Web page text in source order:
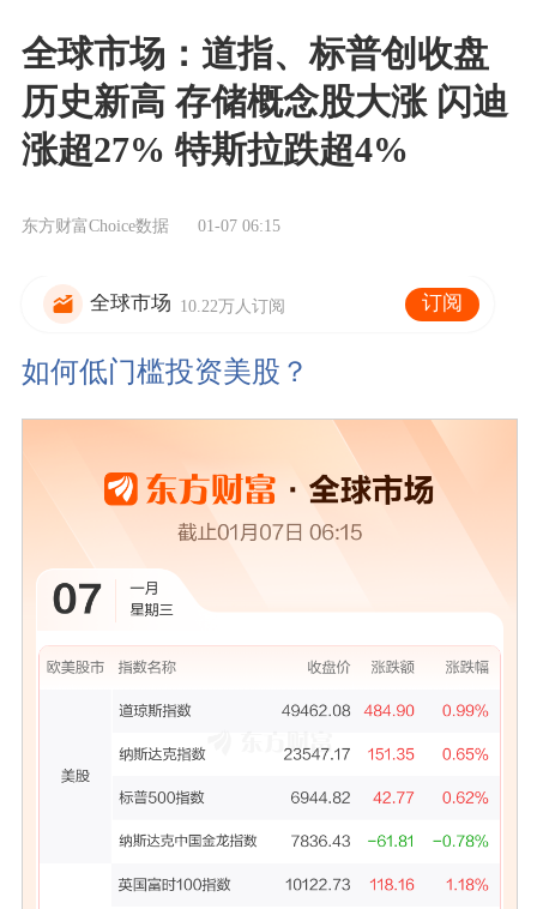
全球市场：道指、标普创收盘
历史新高 存储概念股大涨 闪迪
涨超27% 特斯拉跌超4%
东方财富Choice数据 01-07 06:15
全球市场 10.22万人订阅 订阅
如何低门槛投资美股？